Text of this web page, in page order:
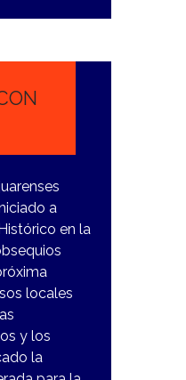
a
en la
locales
y los
la